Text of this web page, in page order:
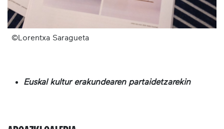
©Lorentxa Saragueta
Euskal kultur erakundearen partaidetzarekin